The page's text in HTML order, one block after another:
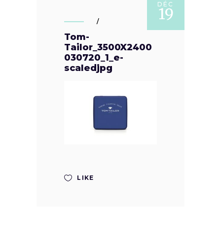
DÉC
19
Tom-
Tailor_3500X2400
030720_1_e-
scaledjpg
LIKE